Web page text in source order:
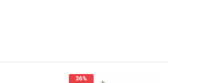
36%